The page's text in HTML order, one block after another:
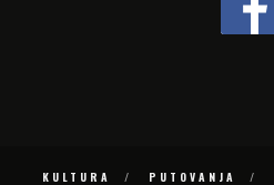
KULTURA PUTOVANJA